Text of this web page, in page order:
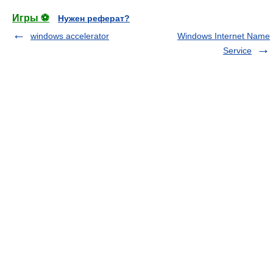
Игры ⚽
Нужен реферат?
windows accelerator
Windows Internet Name
Service